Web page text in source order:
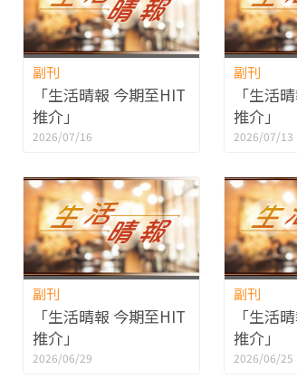
副刊
「生活晴報 今期至HIT
推介」
2026/07/16
副刊
「生活
推介」
2026/07/13
副刊
「生活晴報 今期至HIT
推介」
2026/06/29
副刊
「生活
推介」
2026/06/25